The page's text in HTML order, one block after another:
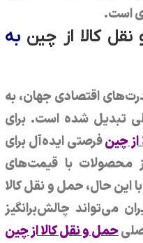
است.
کالا از چین به
اقتصادی جهان، به
تبدیل شده است. برای
از چینفرصتی ایده‌آل برای
محصولات با قیمت‌های
این حال، حمل و نقل کالا
می‌تواند چالش‌برانگیز
حمل و نقل کالا از چین